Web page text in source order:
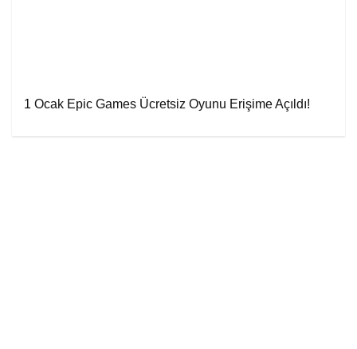
1 Ocak Epic Games Ücretsiz Oyunu Erişime Açıldı!